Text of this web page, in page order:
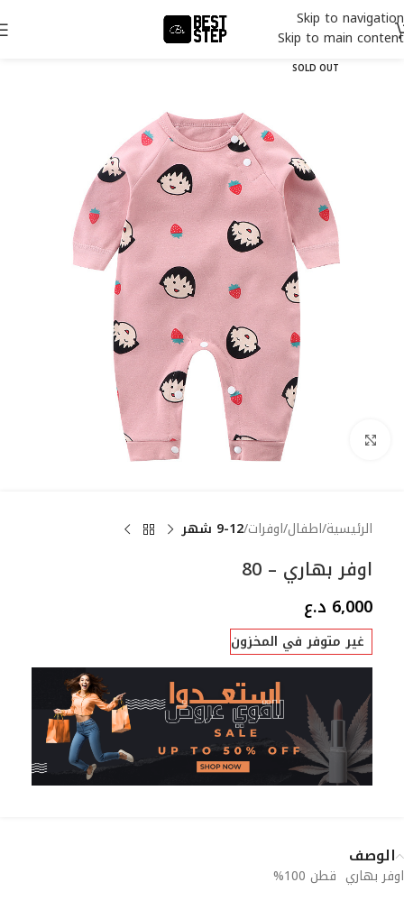
Skip to navigation
Skip to main content
SOLD OUT
Click to enlarge
الرئيسية اطفال اوفرات 9-12 شهر
اوفر بهاري – 80
6,000 د.ع
غير متوفر في المخزون
الوصف
اوفر بهاري قطن 100%